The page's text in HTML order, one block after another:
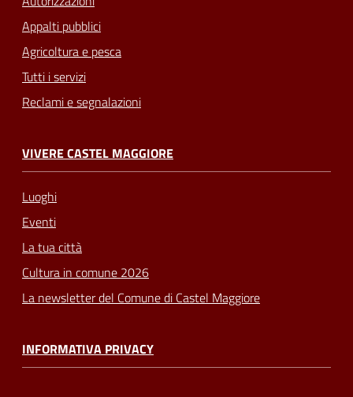
Appalti pubblici
Agricoltura e pesca
Tutti i servizi
Reclami e segnalazioni
VIVERE CASTEL MAGGIORE
Luoghi
Eventi
La tua città
Cultura in comune 2026
La newsletter del Comune di Castel Maggiore
INFORMATIVA PRIVACY